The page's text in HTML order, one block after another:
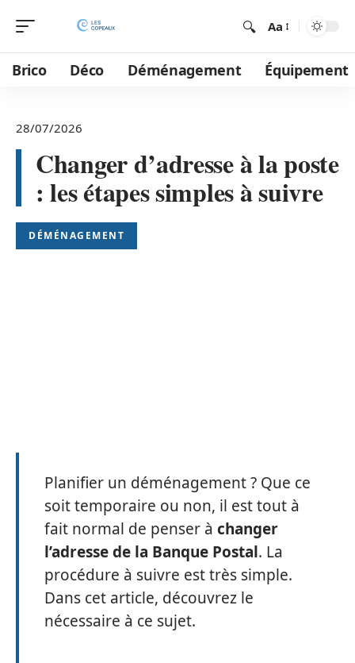
Aa
Brico Déco Déménagement Équipement
28/07/2026
Changer d’adresse à la poste
: les étapes simples à suivre
DÉMÉNAGEMENT
Planifier un déménagement ? Que ce
soit temporaire ou non, il est tout à
fait normal de penser à changer
l’adresse de la Banque Postal. La
procédure à suivre est très simple.
Dans cet article, découvrez le
nécessaire à ce sujet.